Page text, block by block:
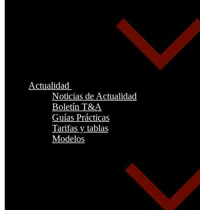
Actualidad
Noticias de Actualidad
Boletín T&A
Guías Prácticas
Tarifas y tablas
Modelos